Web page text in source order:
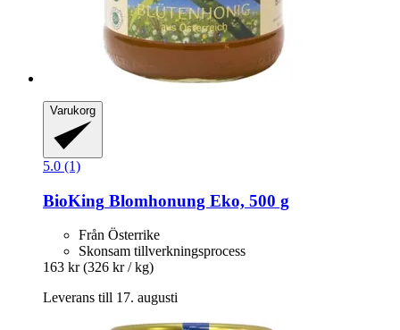
Varukorg
5.0 (1)
BioKing Blomhonung Eko, 500 g
Från Österrike
Skonsam tillverkningsprocess
163 kr (326 kr / kg)
Leverans till 17. augusti